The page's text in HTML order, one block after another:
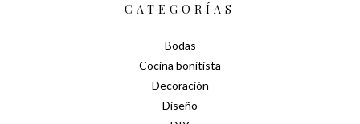
CATEGORÍAS
Bodas
Cocina bonitista
Decoración
Diseño